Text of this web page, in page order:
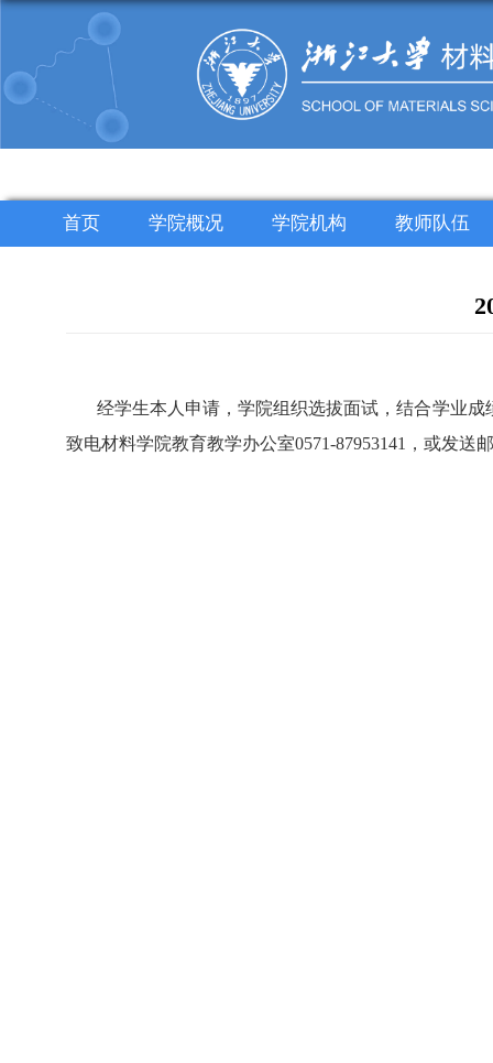
首页 学院概况 学院机构 教师队伍
经学生本人申请，学院组织选拔面试 ，结合学业成
致电材料学院教育教学办公室0571-87953141 ，或发送